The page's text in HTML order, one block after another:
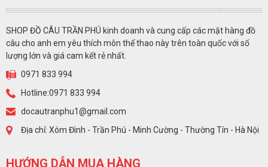
SHOP ĐỒ CÂU TRẦN PHÚ kinh doanh và cung cấp các mặt hàng đồ
câu cho anh em yêu thích môn thể thao này trên toàn quốc với số
lượng lớn và giá cam kết rẻ nhất.
0971 833 994
Hotline:0971 833 994
docautranphu1@gmail.com
Địa chỉ: Xóm Đình - Trần Phú - Minh Cường - Thường Tín - Hà Nội
HƯỚNG DẪN MUA HÀNG